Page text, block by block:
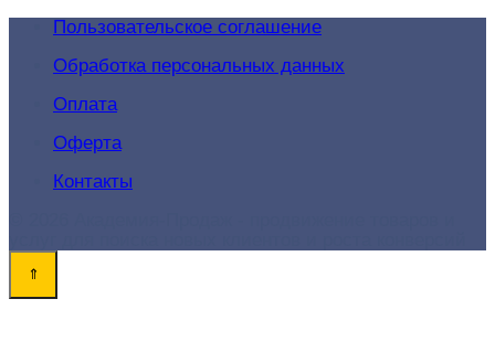
Пользовательское соглашение
Обработка персональных данных
Оплата
Оферта
Контакты